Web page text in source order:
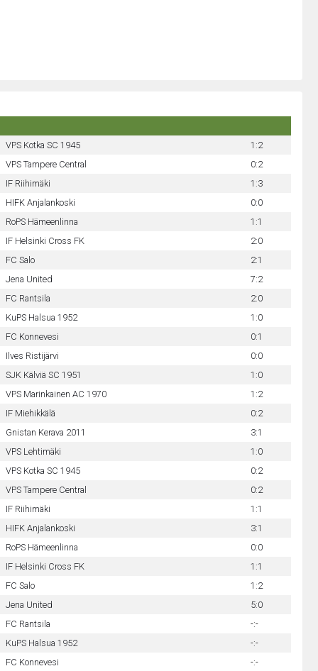
VPS Kotka SC 1945
1:2
VPS Tampere Central
0:2
IF Riihimäki
1:3
HIFK Anjalankoski
0:0
RoPS Hämeenlinna
1:1
IF Helsinki Cross FK
2:0
FC Salo
2:1
Jena United
7:2
FC Rantsila
2:0
KuPS Halsua 1952
1:0
FC Konnevesi
0:1
Ilves Ristijärvi
0:0
SJK Kälviä SC 1951
1:0
VPS Marinkainen AC 1970
1:2
IF Miehikkälä
0:2
Gnistan Kerava 2011
3:1
VPS Lehtimäki
1:0
VPS Kotka SC 1945
0:2
VPS Tampere Central
0:2
IF Riihimäki
1:1
HIFK Anjalankoski
3:1
RoPS Hämeenlinna
0:0
IF Helsinki Cross FK
1:1
FC Salo
1:2
Jena United
5:0
FC Rantsila
-:-
KuPS Halsua 1952
-:-
FC Konnevesi -:-